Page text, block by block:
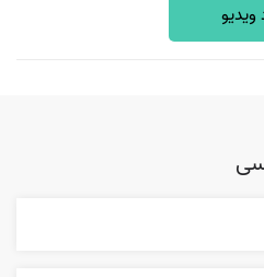
ویدیو